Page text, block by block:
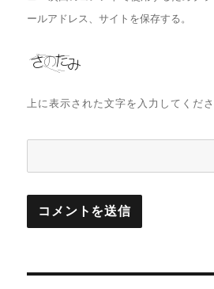
ールアドレス、サイトを保存する。
上に表示された文字を入力してくださ